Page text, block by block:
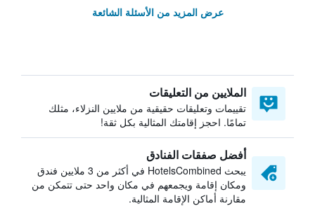
عرض المزيد من الأسئلة الشائعة
الملايين من التعليقات
تقييمات وتعليقات حقيقية من ملايين النزلاء، مثلك
تمامًا. احجز إقامتك المثالية بكل ثقة!
أفضل صفقات الفنادق
يبحث HotelsCombined في أكثر من 3 ملايين فندق
ومكان إقامة ويجمعهم في مكان واحد حتى تتمكن من
مقارنة أماكن الإقامة المثالية.